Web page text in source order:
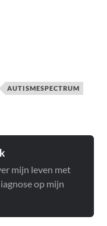
AUTISMESPECTRUM
mijn leven met
op mijn